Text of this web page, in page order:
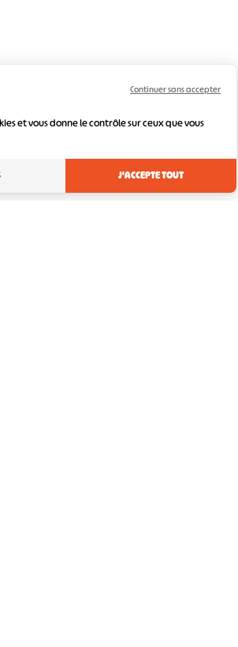
et vous donne le contrôle sur ceux que vous
J'ACCEPTE TOUT
Continuer sans accepter